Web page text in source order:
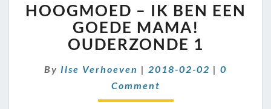
–
IK
BEN
EEN
MAMA!
OUDERZONDE
1
HOOGMOED – IK BEN EEN
GOEDE MAMA!
OUDERZONDE 1
By Ilse Verhoeven | 2018-02-02 | 0
Comment